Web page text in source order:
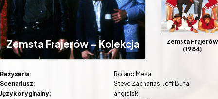
Zemsta Frajerów - Kolekcja
Zemsta Frajerów
(1984)
Reżyseria:
Roland Mesa
Scenariusz:
Steve Zacharias Jeff Buhai
Język oryginalny:
angielski